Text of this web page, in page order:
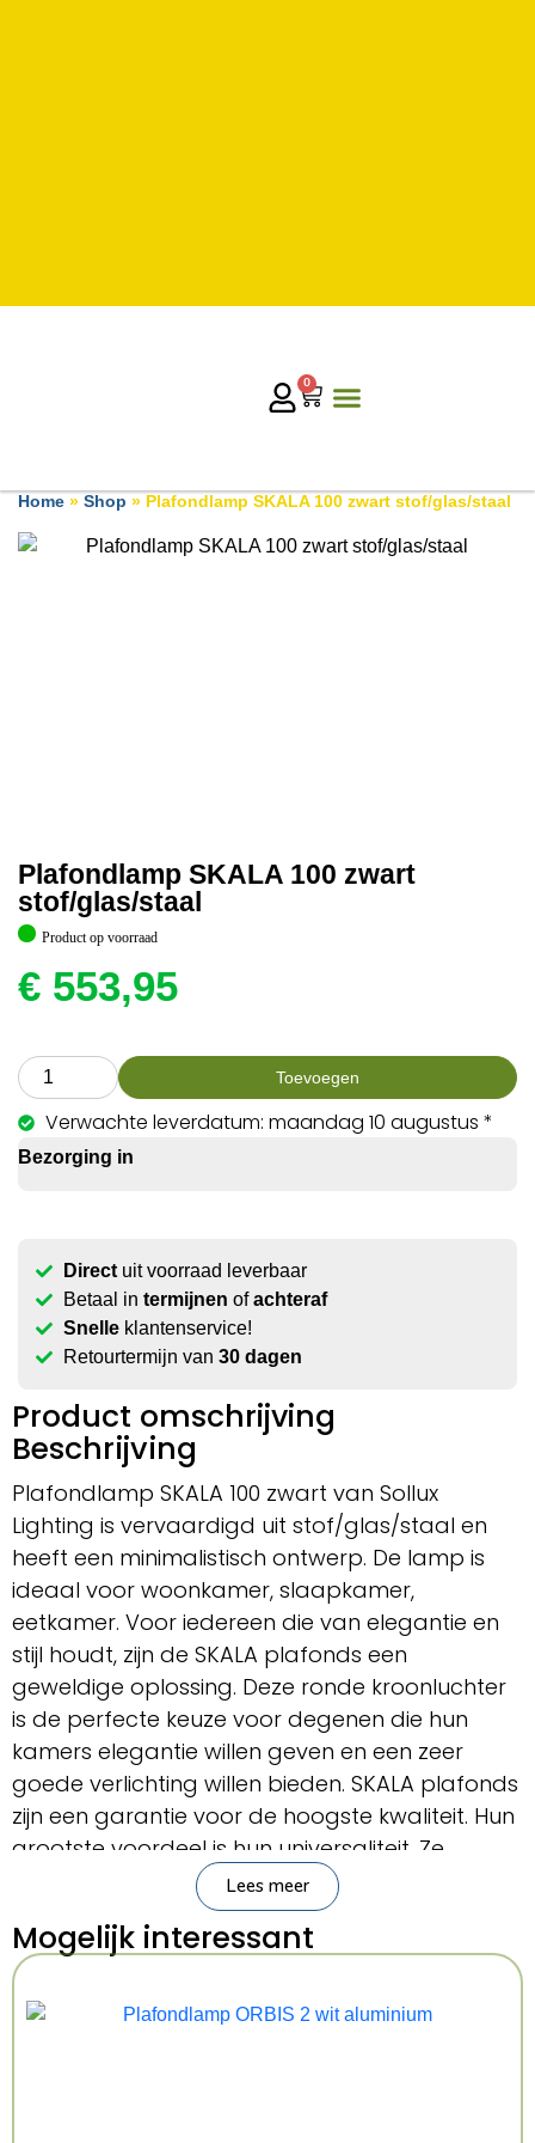
0
Home » Shop » Plafondlamp SKALA 100 zwart stof/glas/staal
Plafondlamp SKALA 100 zwart
stof/glas/staal
Product op voorraad
€ 553,95
Toevoegen
Verwachte leverdatum: maandag 10 augustus *
Bezorging in
Directuit voorraad leverbaar
Betaal in termijnen ofachteraf
Snelleklantenservice!
Retourtermijn van 30 dagen
Product omschrijving
Beschrijving
Plafondlamp SKALA 100 zwart van Sollux
Lighting is vervaardigd uit stof/glas/staal en
heeft een minimalistisch ontwerp. De lamp is
ideaal voor woonkamer, slaapkamer,
eetkamer. Voor iedereen die van elegantie en
stijl houdt, zijn de SKALA plafonds een
geweldige oplossing. Deze ronde kroonluchter
is de perfecte keuze voor degenen die hun
kamers elegantie willen geven en een zeer
goede verlichting willen bieden. SKALA plafonds
zijn een garantie voor de hoogste kwaliteit. Hun
grootste voordeel is hun universaliteit. Ze
kunnen worden gebruikt in verschillende
kamers, of het nu gaat om een moderne of
traditionele stijl. Ze zien er erg goed uit in
woonkamers, slaapkamers, keukens,
badkamers, kinder- en jeugdkamers.
Lees meer
Mogelijk interessant